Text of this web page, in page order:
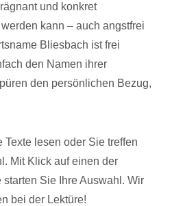
und konkret
kann – auch angstfrei
Bliesbach ist frei
den Namen ihrer
den persönlichen Bezug,
lesen oder Sie treffen
Mit Klick auf einen der
Sie Ihre Auswahl. Wir
bei der Lektüre!